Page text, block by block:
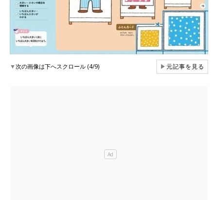
▼次の画像は下へスクロール (4/9) ▶元記事を見る